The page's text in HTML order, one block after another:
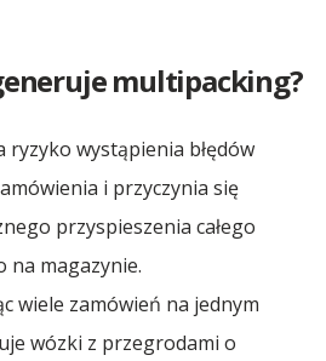
Polska Portugalia
Polska Rumunia
Polska Serbia
Polska Skandynawia
Samochodów
Samochodów
Zboża
Mięsa
🇷🇴
AWFiS
Dutkiewicza
multipacking?
ryzyko wystąpienia błędów
i przyczynia się
przyspieszenia całego
na magazynie.
wiele zamówień na jednym
wózki z przegrodami o